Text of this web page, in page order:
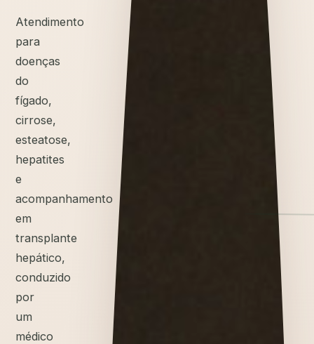
Atendimento
para
doenças
do
fígado,
cirrose,
esteatose,
hepatites
e
acompanhamento
em
transplante
hepático,
conduzido
por
um
médico